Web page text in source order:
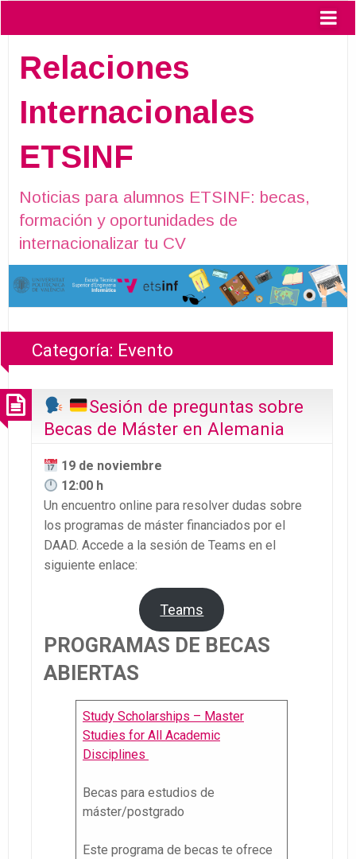
Relaciones
Internacionales
ETSINF
Noticias para alumnos ETSINF: becas,
formación y oportunidades de
internacionalizar tu CV
Categoría: Evento
Sesión de preguntas sobre
Becas de Máster en Alemania
19 de noviembre
12:00 h
Un encuentro online para resolver dudas sobre
los programas de máster financiados por el
DAAD. Accede a la sesión de Teams en el
siguiente enlace:
Teams
PROGRAMAS DE BECAS
ABIERTAS
Study Scholarships – Master
Studies for All Academic
Disciplines
Becas para estudios de
máster/postgrado
Este programa de becas te ofrece